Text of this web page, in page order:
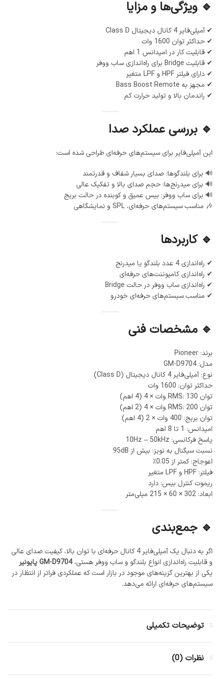
🔹 ویژگی‌ها و مزایا
✔ آمپلی‌فایر 4 کانال دیجیتال Class D
✔ حداکثر توان 1600 وات
✔ قابلیت کار در امپدانس 1 اهم
✔ قابلیت Bridge برای راه‌اندازی ساب ووفر
✔ دارای فیلتر HPF و LPF متغیر
✔ مجهز به Bass Boost Remote
✔ راندمان بالا و تولید حرارت کم
🔹 بررسی عملکرد صدا
این آمپلی‌فایر برای سیستم‌های حرفه‌ای طراحی شده است:
🔊 برای بلندگوها: صدای بسیار شفاف و قدرتمند
🔊 برای میدرنج‌ها: حجم صدای بالا و تفکیک عالی
🔊 برای ساب ووفر: بیس عمیق و کوبنده در حالت بریج
🎶 مناسب سیستم‌های حرفه‌ای، SPL و نمایشگاهی
🔹 کاربردها
✔ راه‌اندازی 4 عدد بلندگو یا میدرنج
✔ راه‌اندازی کامپوننت‌های حرفه‌ای
✔ راه‌اندازی ساب ووفر در حالت Bridge
✔ مناسب سیستم‌های حرفه‌ای خودرو
🔹 مشخصات فنی
برند: Pioneer
مدل: GM-D9704
نوع: آمپلی‌فایر 4 کانال دیجیتال (Class D)
حداکثر توان: 1600 وات
توان RMS: 130 وات × 4 (4 اهم)
توان RMS: 200 وات × 4 (2 اهم)
توان بریج: 400 وات × 2 (4 اهم)
امپدانس: 1 تا 8 اهم
پاسخ فرکانسی: 10Hz – 50kHz
نسبت سیگنال به نویز: بیش از 95dB
اعوجاج: کمتر از 0.05٪
فیلتر: HPF و LPF متغیر
ریموت کنترل بیس: دارد
ابعاد: 302 × 60 × 215 میلی‌متر
🔹 جمع‌بندی
اگر به دنبال یک آمپلی‌فایر 4 کانال حرفه‌ای با توان بالا، کیفیت صدای عالی
و قابلیت راه‌اندازی انواع بلندگو و ساب ووفر هستی،GM-D9704 پایونیر
یکی از بهترین گزینه‌های موجود در بازار است که عملکردی فراتر از انتظار در
سیستم‌های حرفه‌ای ارائه می‌دهد.
توضیحات تکمیلی
نظرات (0)